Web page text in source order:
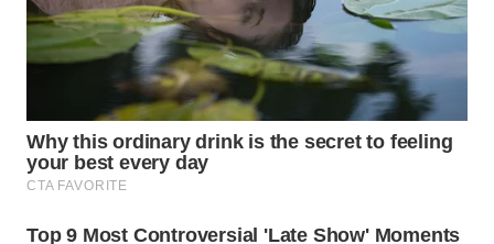
WN
SURABAYA
NATUNA
WN
BINTAN